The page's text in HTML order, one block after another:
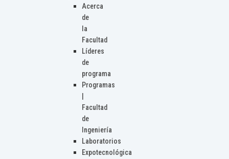
Acerca
de
la
Facultad
Líderes
de
programa
Programas
Facultad
de
Ingeniería
Laboratorios
Expotecnológica